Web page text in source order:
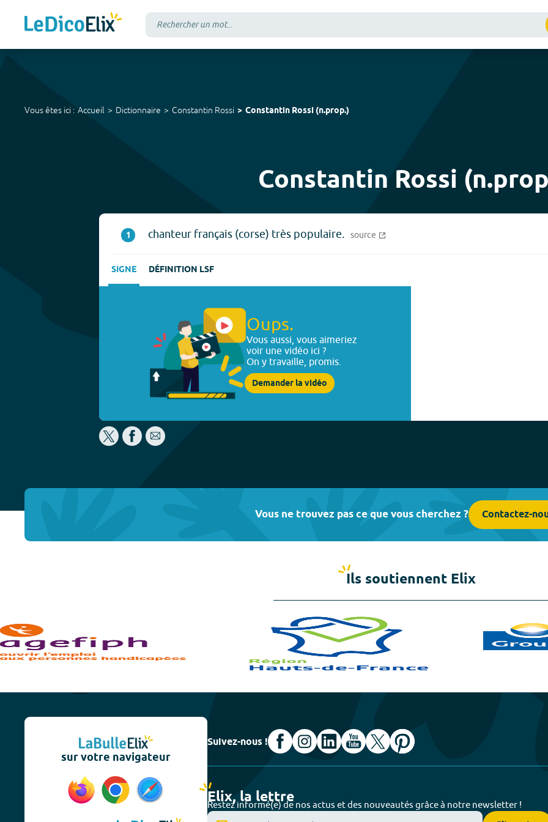
Vous êtes ici : Accueil Dictionnaire Constantin Rossi Constantin Rossi (n.prop.)
Constantin Rossi
1 chanteur français (corse) très populaire. source
SIGNE DÉFINITION LSF
Oups.
Vous aussi, vous aimeriez
voir une vidéo ici ?
On y travaille, promis.
Demander la vidéo
Vous ne trouvez pas ce que vous cherchez ? Contactez-
Ils soutiennent Elix
sur votre navigateur
Suivez-nous !
Elix, la lettre
Restez informé(e) de nos actus et des nouveautés grâce à notre newsletter !